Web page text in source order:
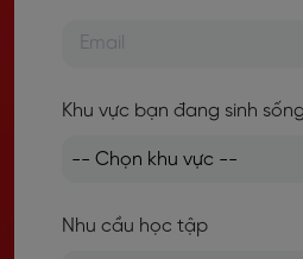
Khu vực bạn đang sinh sống
Nhu cầu học tập